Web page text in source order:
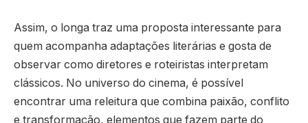
Assim, o longa traz uma proposta interessante para
quem acompanha adaptações literárias e gosta de
observar como diretores e roteiristas interpretam
clássicos. No universo do cinema, é possível
encontrar uma releitura que combina paixão, conflito
e transformação, elementos que fazem parte do